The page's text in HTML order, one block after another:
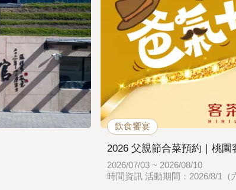
飲食饗宴
2026 父親節合菜預約｜桃
2026/07/03 ~ 2026/08/10
時間資訊 活動期間：2026/8/1（